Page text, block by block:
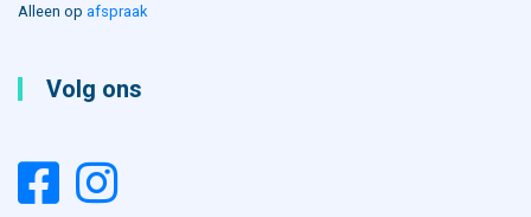
Alleen op afspraak
Volg ons